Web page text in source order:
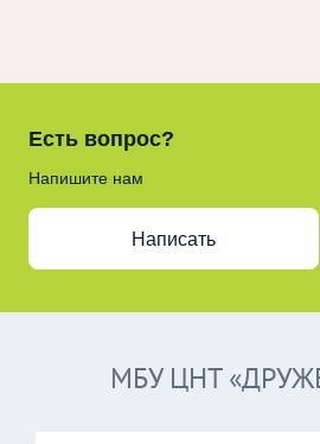
Есть вопрос?
Напишите нам
Написать
МБУ ЦНТ